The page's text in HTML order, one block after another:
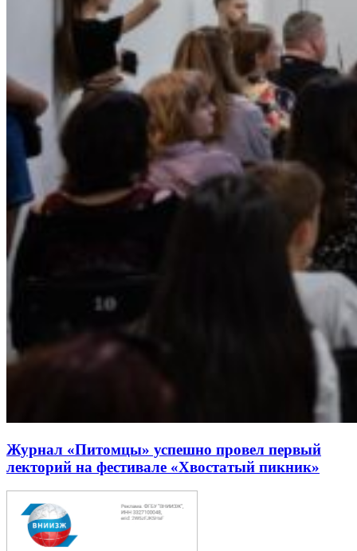
Журнал «Питомцы» успешно провел первый
лекторий на фестивале «Хвостатый пикник»